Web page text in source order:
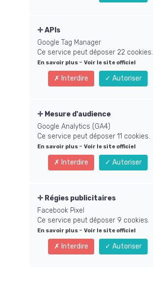
APIs
Google Tag Manager
Ce service peut déposer 22 cookies.
En savoir plus - Voir le site officiel
Interdire Autoriser
Mesure d'audience
Google Analytics (GA4)
Ce service peut déposer 11 cookies.
En savoir plus - Voir le site officiel
Interdire Autoriser
Régies publicitaires
Facebook Pixel
Ce service peut déposer 9 cookies.
En savoir plus - Voir le site officiel
Interdire Autoriser